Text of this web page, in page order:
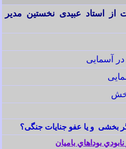
استاد عبیدی نخستین مدیر
آسمایی
بخشی و يا عفو جنايات جنگی؟
نابودي بوداهاي باميان